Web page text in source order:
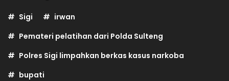
Sigi
irwan
Pemateri pelatihan dari Polda Sulteng
Polres Sigi limpahkan berkas kasus narkoba
bupati